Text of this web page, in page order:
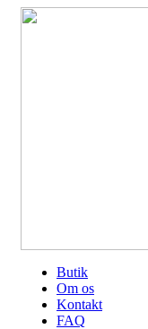
Butik
Om os
Kontakt
FAQ